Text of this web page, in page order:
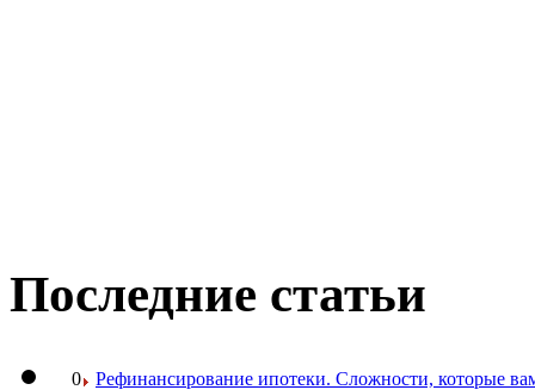
Последние статьи
0 Рефинансирование ипотеки. Сложности, которые